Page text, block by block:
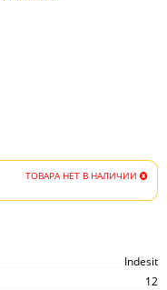
ТОВАРА НЕТ В НАЛИЧИИ
Indesit
12